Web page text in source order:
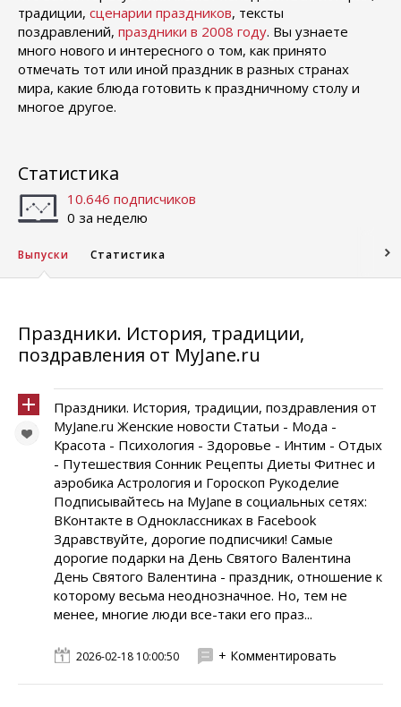
традиции, сценарии праздников, тексты
поздравлений, праздники в 2008 году. Вы узнаете
много нового и интересного о том, как принято
отмечать тот или иной праздник в разных странах
мира, какие блюда готовить к праздничному столу и
многое другое.
Статистика
10.646 подписчиков
0 за неделю
Выпуски Статистика
Праздники. История, традиции,
поздравления от MyJane.ru
Праздники. История, традиции, поздравления от
MyJane.ru Женские новости Статьи - Мода -
Красота - Психология - Здоровье - Интим - Отдых
- Путешествия Сонник Рецепты Диеты Фитнес и
аэробика Астрология и Гороскоп Рукоделие
Подписывайтесь на MyJane в социальных сетях:
ВКонтакте в Одноклассниках в Facebook
Здравствуйте, дорогие подписчики! Самые
дорогие подарки на День Святого Валентина
День Святого Валентина - праздник, отношение к
которому весьма неоднозначное. Но, тем не
менее, многие люди все-таки его праз...
2026-02-18 10:00:50 + Комментировать